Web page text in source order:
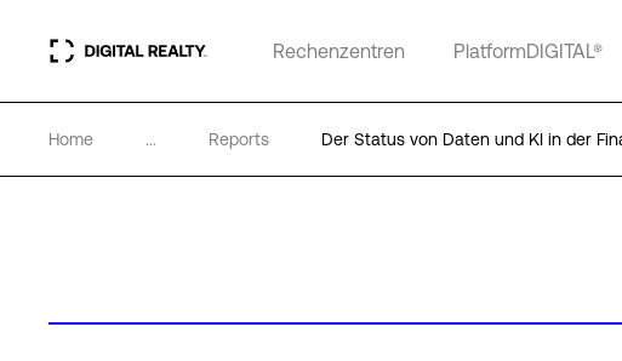
Rechenzentren PlatformDIGITAL®
Home ... Reports Der Status von Daten und KI in der